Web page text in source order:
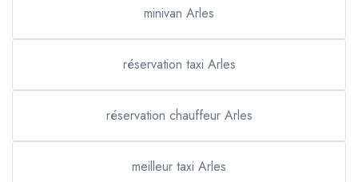
minivan Arles
réservation taxi Arles
réservation chauffeur Arles
meilleur taxi Arles